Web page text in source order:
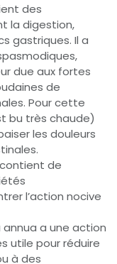
des
la digestion,
gastriques. Il a
due aux fortes
de
Pour cette
bu très chaude)
les douleurs
de
l’action nocive
annua a une action
utile pour réduire
à des